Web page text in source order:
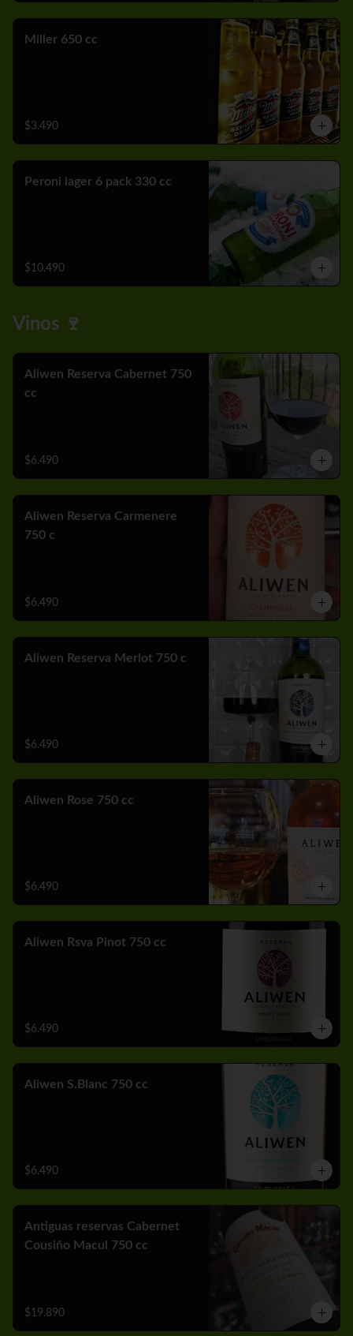
Miller 650 cc
$3.490
Peroni lager 6 pack 330 cc
$10.490
Vinos 🍷
Aliwen Reserva Cabernet 750
cc
$6.490
Aliwen Reserva Carmenere
750 c
$6.490
Aliwen Reserva Merlot 750 c
$6.490
Aliwen Rose 750 cc
$6.490
Aliwen Rsva Pinot 750 cc
$6.490
Aliwen S.Blanc 750 cc
$6.490
Antiguas reservas Cabernet
Cousiño Macul 750 cc
$19.890